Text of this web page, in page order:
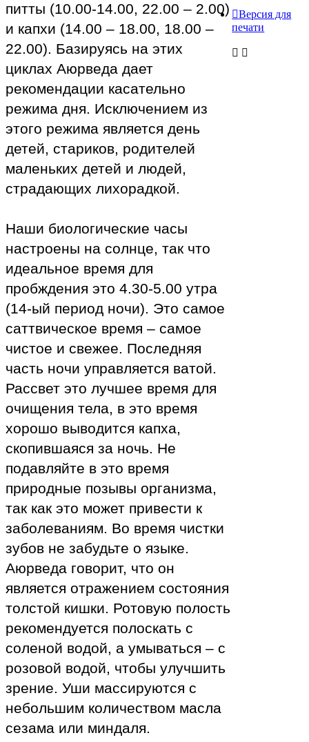
питты (10.00-14.00, 22.00 – 2.00)
и капхи (14.00 – 18.00, 18.00 –
22.00). Базируясь на этих
циклах Аюрведа дает
рекомендации касательно
режима дня. Исключением из
этого режима является день
детей, стариков, родителей
маленьких детей и людей,
страдающих лихорадкой.
Наши биологические часы
настроены на солнце, так что
идеальное время для
пробждения это 4.30-5.00 утра
(14-ый период ночи). Это самое
саттвическое время – самое
чистое и свежее. Последняя
часть ночи управляется ватой.
Рассвет это лучшее время для
очищения тела, в это время
хорошо выводится капха,
скопившаяся за ночь. Не
подавляйте в это время
природные позывы организма,
так как это может привести к
заболеваниям. Во время чистки
зубов не забудьте о языке.
Аюрведа говорит, что он
является отражением состояния
толстой кишки. Ротовую полость
рекомендуется полоскать с
соленой водой, а умываться – с
розовой водой, чтобы улучшить
зрение. Уши массируются с
небольшим количеством масла
сезама или миндаля.
Версия для
печати